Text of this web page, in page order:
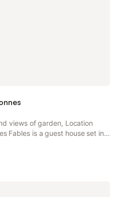
views of garden, Location
Fables is a guest house set in a
48 km from Epernay Train